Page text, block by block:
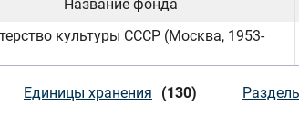
Название фонда
культуры СССР (Москва, 1953-
Единицы хранения (130)